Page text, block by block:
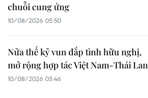
chuỗi cung ứng
10/08/2026 05:50
Nửa thế kỷ vun đắp tình hữu nghị,
mở rộng hợp tác Việt Nam-Thái Lan
10/08/2026 05:46